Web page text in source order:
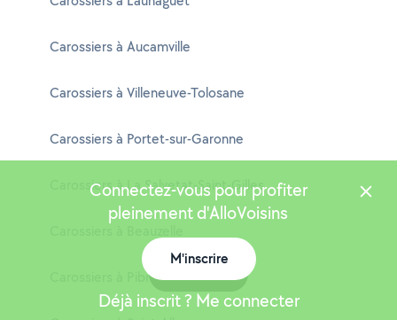
Carossiers à Aucamville
Carossiers à Villeneuve-Tolosane
Carossiers à Portet-sur-Garonne
Carossiers à La Salvetat-Saint-Gilles
Carossiers à Pibrac
Connectez-vous pour profiter
pleinement d'AlloVoisins
M'inscrire
Déjà inscrit ? Me connecter